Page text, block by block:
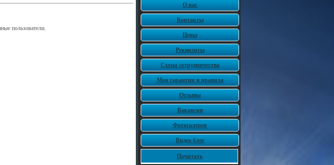
пользователи.
О нас
Контакты
Цены
Реквизиты
Схема сотрудничества
Мои гарантии и правила
Отзывы
Вакансии
Фотогалерея
Видео блог
Почитать